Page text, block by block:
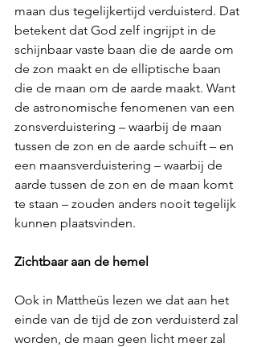
maan dus tegelijkertijd verduisterd. Dat
betekent dat God zelf ingrijpt in de
schijnbaar vaste baan die de aarde om
de zon maakt en de elliptische baan
die de maan om de aarde maakt. Want
de astronomische fenomenen van een
zonsverduistering – waarbij de maan
tussen de zon en de aarde schuift – en
een maansverduistering – waarbij de
aarde tussen de zon en de maan komt
te staan – zouden anders nooit tegelijk
kunnen plaatsvinden.
Zichtbaar aan de hemel
Ook in Mattheüs lezen we dat aan het
einde van de tijd de zon verduisterd zal
worden, de maan geen licht meer zal